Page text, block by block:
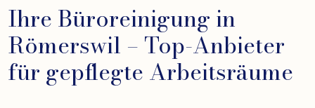
Ihre Büroreinigung in
Römerswil – Top-Anbieter
für gepflegte Arbeitsräume